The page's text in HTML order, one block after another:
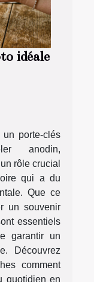
idéale
porte-clés
anodin,
rôle crucial
qui a du
Que ce
un souvenir
essentiels
garantir un
Découvrez
comment
quotidien en